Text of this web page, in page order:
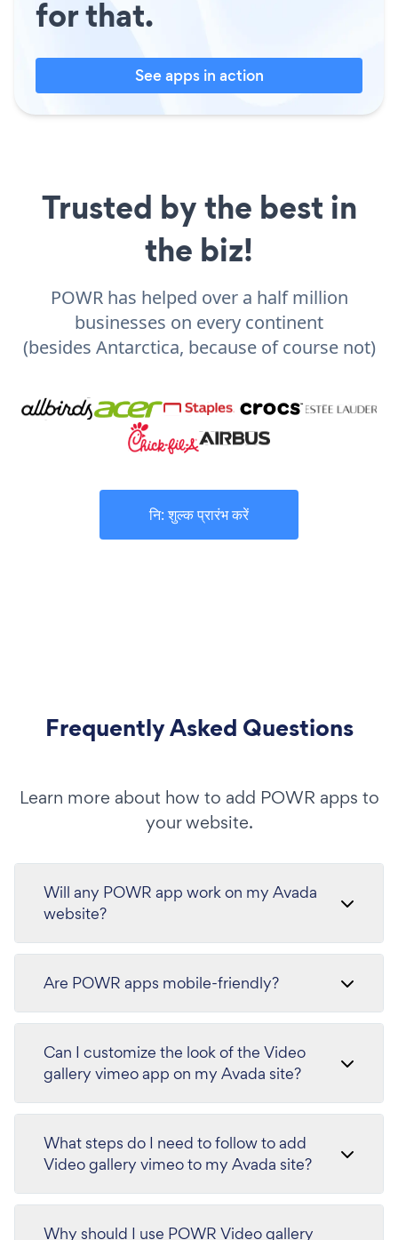
for that.
See apps in action
Trusted by the best in
the biz!
POWR has helped over a half million
businesses on every continent
(besides Antarctica, because of course not)
नि: शुल्क प्रारंभ करें
Frequently Asked Questions
Learn more about how to add POWR apps to
your website.
Will any POWR app work on my Avada
website?
Are POWR apps mobile-friendly?
Can I customize the look of the Video
gallery vimeo app on my Avada site?
What steps do I need to follow to add
Video gallery vimeo to my Avada site?
Why should I use POWR Video gallery